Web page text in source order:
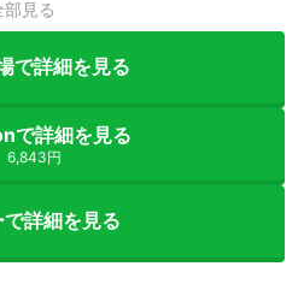
部見る
で詳細を見る
で詳細を見る
6,843円
で詳細を見る